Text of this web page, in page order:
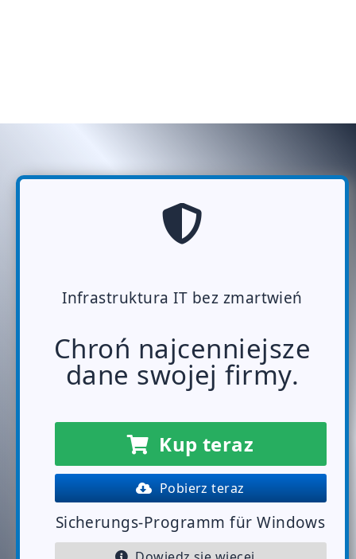
Infrastruktura IT bez zmartwień
Chroń najcenniejsze
dane swojej firmy.
Kup teraz
Pobierz teraz
Sicherungs-Programm für Windows